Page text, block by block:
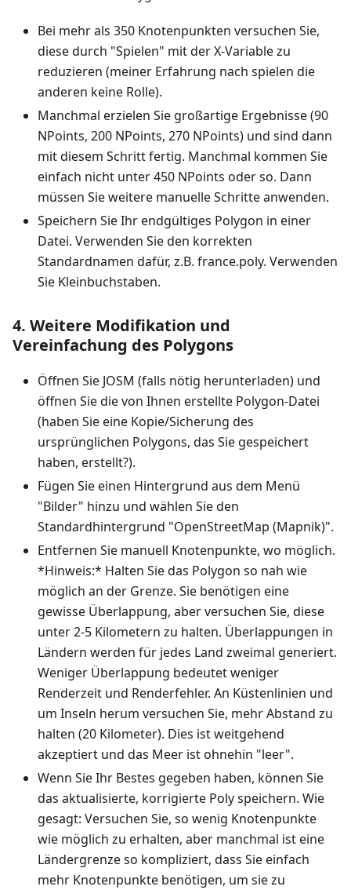
Bei mehr als 350 Knotenpunkten versuchen Sie,
diese durch "Spielen" mit der X-Variable zu
reduzieren (meiner Erfahrung nach spielen die
anderen keine Rolle).
Manchmal erzielen Sie großartige Ergebnisse (90
NPoints, 200 NPoints, 270 NPoints) und sind dann
mit diesem Schritt fertig. Manchmal kommen Sie
einfach nicht unter 450 NPoints oder so. Dann
müssen Sie weitere manuelle Schritte anwenden.
Speichern Sie Ihr endgültiges Polygon in einer
Datei. Verwenden Sie den korrekten
Standardnamen dafür, z.B. france.poly. Verwenden
Sie Kleinbuchstaben.
4. Weitere Modifikation und
Vereinfachung des Polygons
Öffnen Sie JOSM (falls nötig herunterladen) und
öffnen Sie die von Ihnen erstellte Polygon-Datei
(haben Sie eine Kopie/Sicherung des
ursprünglichen Polygons, das Sie gespeichert
haben, erstellt?).
Fügen Sie einen Hintergrund aus dem Menü
"Bilder" hinzu und wählen Sie den
Standardhintergrund "OpenStreetMap (Mapnik)".
Entfernen Sie manuell Knotenpunkte, wo möglich.
*Hinweis:* Halten Sie das Polygon so nah wie
möglich an der Grenze. Sie benötigen eine
gewisse Überlappung, aber versuchen Sie, diese
unter 2-5 Kilometern zu halten. Überlappungen in
Ländern werden für jedes Land zweimal generiert.
Weniger Überlappung bedeutet weniger
Renderzeit und Renderfehler. An Küstenlinien und
um Inseln herum versuchen Sie, mehr Abstand zu
halten (20 Kilometer). Dies ist weitgehend
akzeptiert und das Meer ist ohnehin "leer".
Wenn Sie Ihr Bestes gegeben haben, können Sie
das aktualisierte, korrigierte Poly speichern. Wie
gesagt: Versuchen Sie, so wenig Knotenpunkte
wie möglich zu erhalten, aber manchmal ist eine
Ländergrenze so kompliziert, dass Sie einfach
mehr Knotenpunkte benötigen, um sie zu